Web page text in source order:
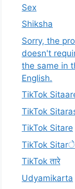
Sex
Shiksha
Sorry, the
doesn't
the same in
English.
TikTok
TikTok
TikTok Sitare
TikTok Sitarे
TikTok तारे
Udyamikarta